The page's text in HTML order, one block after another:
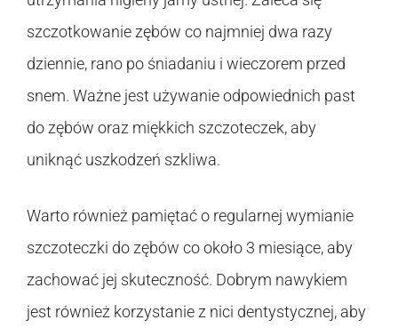
szczotkowanie zębów co najmniej dwa razy
dziennie, rano po śniadaniu i wieczorem przed
snem. Ważne jest używanie odpowiednich past
do zębów oraz miękkich szczoteczek, aby
uniknąć uszkodzeń szkliwa.
Warto również pamiętać o regularnej wymianie
szczoteczki do zębów co około 3 miesiące, aby
zachować jej skuteczność. Dobrym nawykiem
jest również korzystanie z nici dentystycznej, aby